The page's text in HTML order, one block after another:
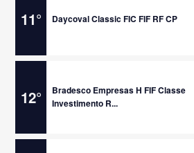
11° Daycoval Classic FIC FIF RF CP
12°
Bradesco Empresas H FIF Classe
Investimento R...